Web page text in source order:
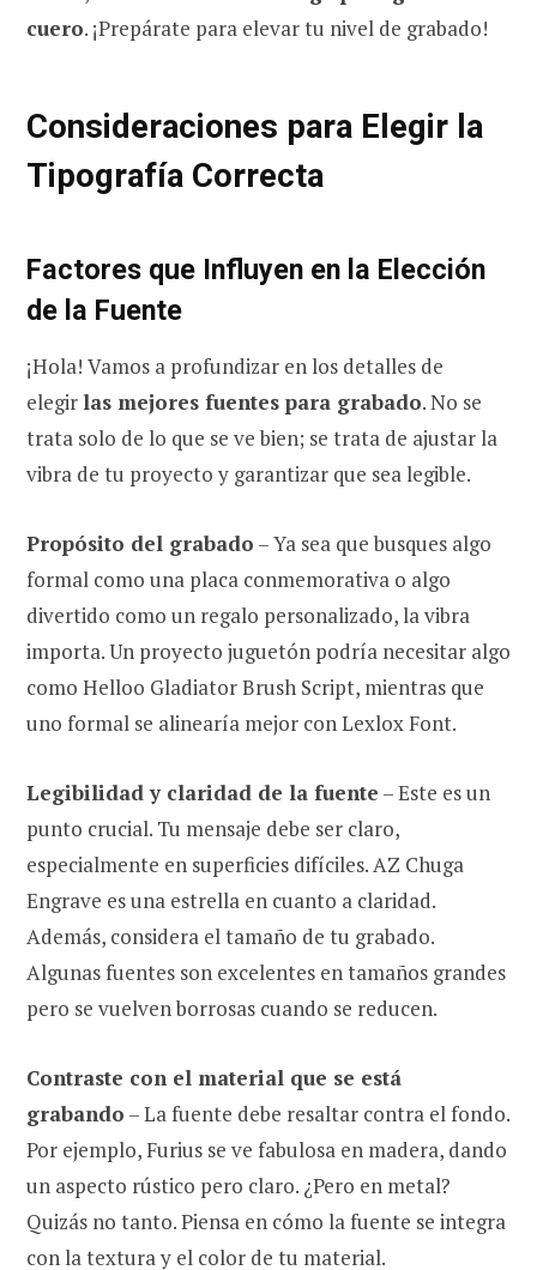
cuero. ¡Prepárate para elevar tu nivel de grabado!
Consideraciones para Elegir la
Tipografía Correcta
Factores que Influyen en la Elección
de la Fuente
¡Hola! Vamos a profundizar en los detalles de
elegirlas mejores fuentes para grabado. No se
trata solo de lo que se ve bien; se trata de ajustar la
vibra de tu proyecto y garantizar que sea legible.
Propósito del grabado – Ya sea que busques algo
formal como una placa conmemorativa o algo
divertido como un regalo personalizado, la vibra
importa. Un proyecto juguetón podría necesitar algo
como Helloo Gladiator Brush Script, mientras que
uno formal se alinearía mejor con Lexlox Font.
Legibilidad y claridad de la fuente – Este es un
punto crucial. Tu mensaje debe ser claro,
especialmente en superficies difíciles. AZ Chuga
Engrave es una estrella en cuanto a claridad.
Además, considera el tamaño de tu grabado.
Algunas fuentes son excelentes en tamaños grandes
pero se vuelven borrosas cuando se reducen.
Contraste con el material que se está
grabando – La fuente debe resaltar contra el fondo.
Por ejemplo, Furius se ve fabulosa en madera, dando
un aspecto rústico pero claro. ¿Pero en metal?
Quizás no tanto. Piensa en cómo la fuente se integra
con la textura y el color de tu material.